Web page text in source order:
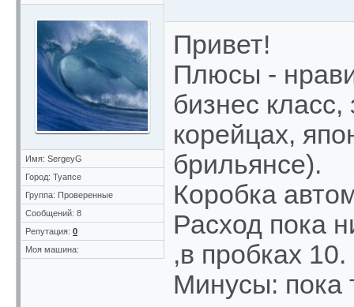
Имя: SergeyG
Город: Туапсе
Группа: Проверенные
Сообщений: 8
Репутация: 0
Моя машина:
Привет!
Плюсы -
бизнес
корейцах,
брильянсе).
Коробка
Расход пока
,в пробках 10.
Минусы: пока